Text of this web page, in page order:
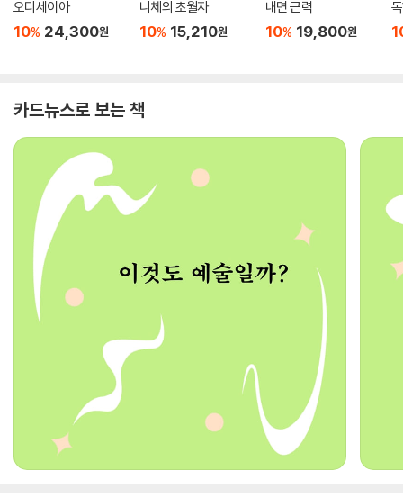
오디세이아
10% 24,300원
니체의 초월자
10% 15,210원
내면 근력
10% 19,800원
카드뉴스로 보는 책